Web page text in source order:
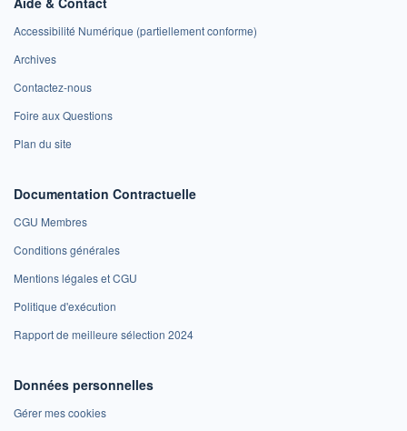
Accessibilité Numérique (partiellement conforme)
Archives
Contactez-nous
Foire aux Questions
Plan du site
Documentation Contractuelle
CGU Membres
Conditions générales
Mentions légales et CGU
Politique d'exécution
Rapport de meilleure sélection 2024
Données personnelles
Gérer mes cookies